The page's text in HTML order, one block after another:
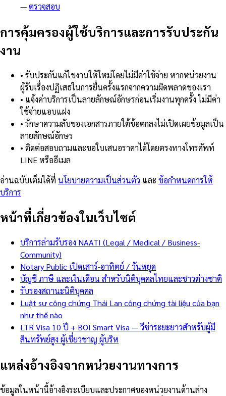
—ตรวจสอบ
การคุ้มครองผู้ใช้บริการและการรับประกัน
งาน
• รับประกันแก้ไขงานให้ใหม่โดยไม่มีค่าใช้จ่าย หากหน่วยงาน
ผู้รับเรื่องปฏิเสธในการยื่นครั้งแรกจากความผิดพลาดของเรา
• แจ้งค่าบริการเป็นลายลักษณ์อักษรก่อนเริ่มงานทุกครั้ง ไม่มีค่า
ใช้จ่ายแอบแฝง
• รักษาความลับของเอกสารภายใต้ข้อตกลงไม่เปิดเผยข้อมูลเป็น
ลายลักษณ์อักษร
• ติดต่อสอบถามและขอใบเสนอราคาได้โดยตรงทางโทรศัพท์
LINE หรืออีเมล
อ่านฉบับเต็มได้ที่ นโยบายความเป็นส่วนตัว และ ข้อกำหนดการให้
บริการ
หน้าที่เกี่ยวข้องในเว็บไซต์
บริการล่ามรับรอง NAATI (Legal / Medical / Business-
Community)
Notary Public เปิดเสาร์-อาทิตย์ / วันหยุด
บัญชี ภาษี และเงินเดือน สำหรับนิติบุคคลไทยและชาวต่างชาติ
รับรองสถานะนิติบุคคล
Luật sư công chứng Thái Lan công chứng tài liệu của bạn
như thế nào
LTR Visa 10 ปี + BOI Smart Visa — วีซ่าระยะยาวสำหรับผู้มี
สินทรัพย์สูง ผู้เชี่ยวชาญ ผู้บริห
แหล่งอ้างอิงจากหน่วยงานทางการ
ข้อมูลในหน้านี้อ้างอิงระเบียบและประกาศของหน่วยงานด้านล่าง